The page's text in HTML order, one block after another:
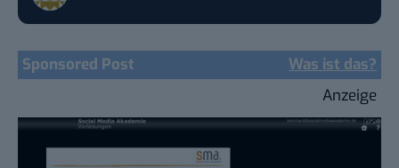
Sponsored Post
Was ist das?
Anzeige